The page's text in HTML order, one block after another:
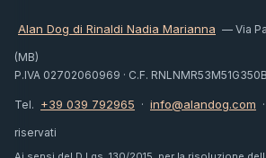
Alan Dog di Rinaldi Nadia Marianna — Via
(MB)
P.IVA 02702060969 · C.F.
Tel. +39 039 792965 · info@alandog.com
riservati